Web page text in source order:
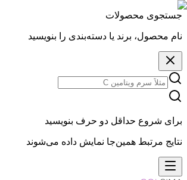
جستجوی محصولات
نام محصول، برند یا دسته‌بندی را بنویسید
برای شروع حداقل دو حرف بنویسید
نتایج مرتبط همین‌جا نمایش داده می‌شوند